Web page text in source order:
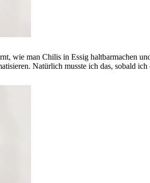
wie man Chilis in Essig haltbarmachen
Natürlich musste ich das, sobald